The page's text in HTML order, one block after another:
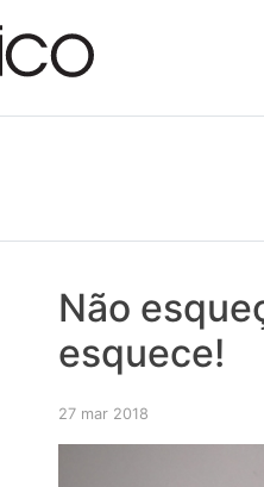
os Médicos. Onde as
Não
esquece!
27 mar 2018